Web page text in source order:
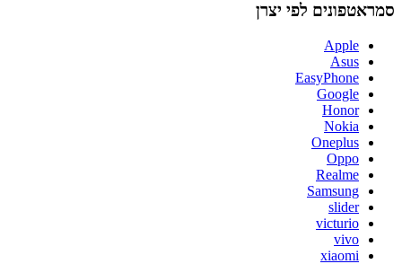
סמראטפונים לפי יצרן
Apple
Asus
EasyPhone
Google
Honor
Nokia
Oneplus
Oppo
Realme
Samsung
slider
victurio
vivo
xiaomi